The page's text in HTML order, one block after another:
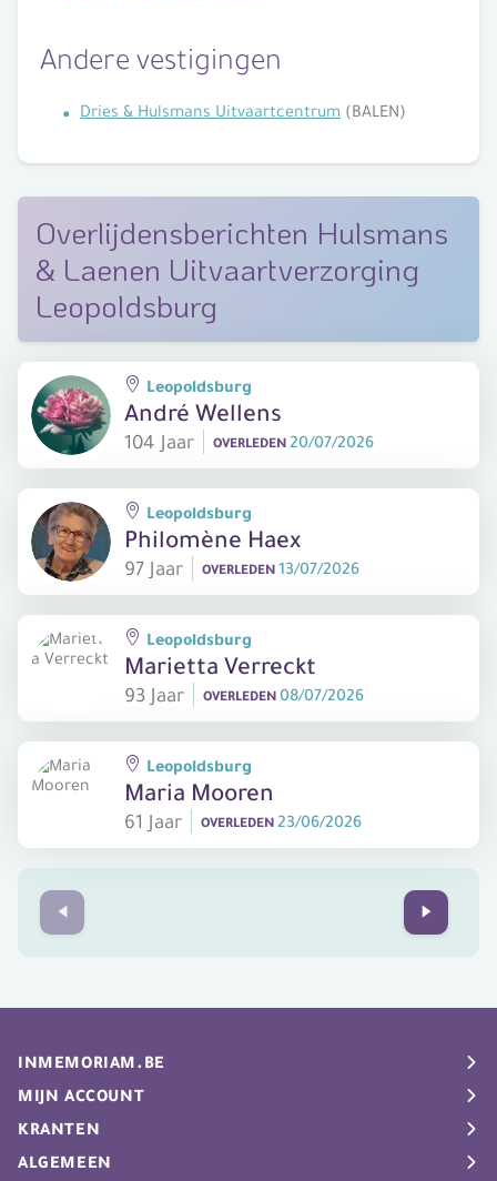
Andere vestigingen
Dries & Hulsmans Uitvaartcentrum (BALEN)
Overlijdensberichten Hulsmans
& Laenen Uitvaartverzorging
Leopoldsburg
André Wellens
104 Jaar
Leopoldsburg
OVERLEDEN 20/07/2026
Philomène Haex
97 Jaar
Leopoldsburg
OVERLEDEN 13/07/2026
Marietta Verreckt
93 Jaar
Leopoldsburg
OVERLEDEN 08/07/2026
Maria Mooren
61 Jaar
Leopoldsburg
OVERLEDEN 23/06/2026
Prev Next
INMEMORIAM.BE
Rouwberichten
MIJN ACCOUNT
My Inmemoriam
KRANTEN
De Standaard
ALGEMEEN